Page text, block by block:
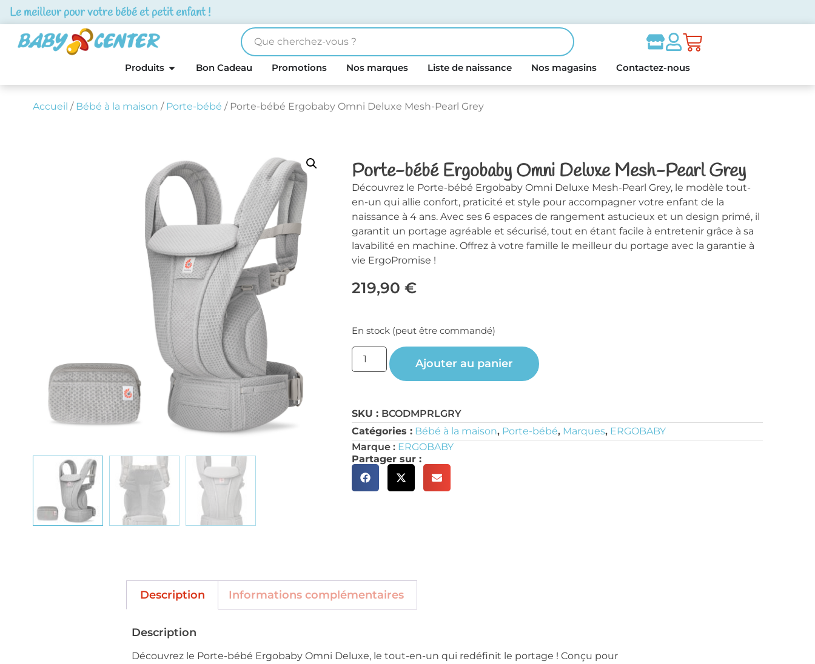
Le meilleur pour votre bébé et petit enfant !
Produits Bon Cadeau Promotions Nos marques Liste de naissance Nos magasins Contactez-nous
Accueil / Bébé à la maison / Porte-bébé / Porte-bébé Ergobaby Omni Deluxe Mesh-Pearl Grey
Porte-bébé Ergobaby Omni Deluxe Mesh-Pearl Grey
Découvrez le Porte-bébé Ergobaby Omni Deluxe Mesh-Pearl Grey, le modèle tout-
en-un qui allie confort, praticité et style pour accompagner votre enfant de la
naissance à 4 ans. Avec ses 6 espaces de rangement astucieux et un design primé, il
garantit un portage agréable et sécurisé, tout en étant facile à entretenir grâce à sa
lavabilité en machine. Offrez à votre famille le meilleur du portage avec la garantie à
vie ErgoPromise !
219,90€
En stock (peut être commandé)
Ajouter au panier
SKU : BCODMPRLGRY
Catégories : Bébé à la maison, Porte-bébé, Marques, ERGOBABY
Marque : ERGOBABY
Partager sur :
Description Informations complémentaires
Description
Découvrez le Porte-bébé Ergobaby Omni Deluxe, le tout-en-un qui redéfinit le portage ! Conçu pour